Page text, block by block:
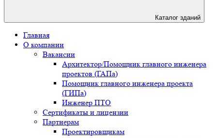
Каталог зданий
Главная
О компании
Вакансии
Архитектор/Помощник главного инженера
проектов (ГАПа)
Помощник главного инженера проекта
(ГИПа)
Инженер ПТО
Сертификаты и лицензии
Партнерам
Проектировщикам